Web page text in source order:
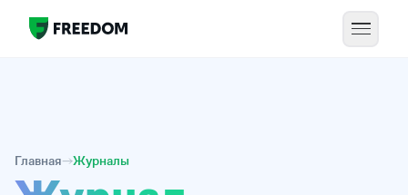
Главная Журналы